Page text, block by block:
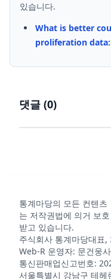
있습니다.
What is better
proliferation
댓글 (0)
통계마당의 모든 컨텐츠
는 저작권법에 의거 보호
받고 있습니다.
주식회사 통계마당대표,
Web-R 운영자: 문건웅
통신판매업신고번호:
서울특별시 강남구 테